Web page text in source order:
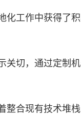
化工作中获得了
关切，通过定制
整合现有技术堆